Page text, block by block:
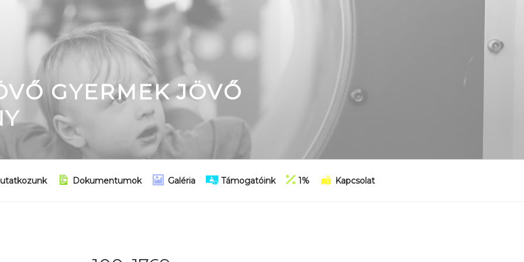
GYERMEK JÖVŐ
Dokumentumok Galéria Támogatóink 1% Kapcsolat